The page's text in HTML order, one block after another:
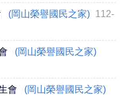
(岡山榮譽國民之家) 112-
(岡山榮譽國民之家)
會
(岡山榮譽國民之家)